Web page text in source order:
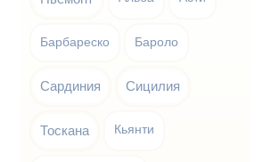
Барбареско Бароло
Сардиния Сицилия
Тоскана Кьянти